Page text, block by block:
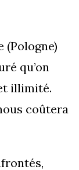
(Pologne)
qu’on
illimité.
coûtera